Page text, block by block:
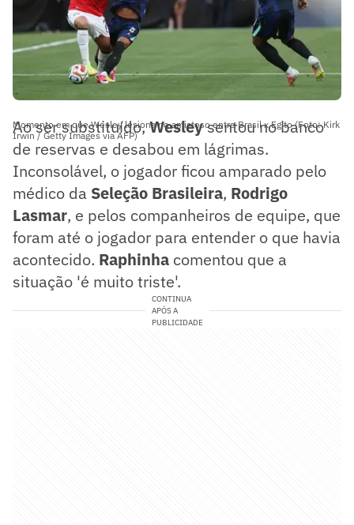
Momento em que Wesley lesiona no amistoso entre Brasil x Egito (Foto: Kirk
Irwin / Getty Images via AFP)
Ao ser substituído,Wesleysentou no banco
de reservas e desabou em lágrimas.
Inconsolável, o jogador ficou amparado pelo
médico da Seleção Brasileira, Rodrigo
Lasmar, e pelos companheiros de equipe, que
foram até o jogador para entender o que havia
acontecido. Raphinha comentou que a
situação 'é muito triste'.
CONTINUA
APÓS A
PUBLICIDADE